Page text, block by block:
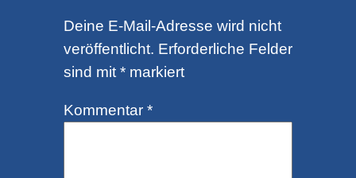
Deine E-Mail-Adresse wird nicht
veröffentlicht. Erforderliche Felder
sind mit*markiert
Kommentar *